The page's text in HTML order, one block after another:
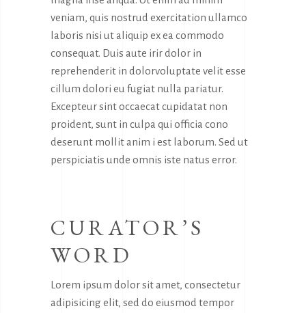
veniam, quis nostrud exercitation ullamco
laboris nisi ut aliquip ex ea commodo
consequat. Duis aute irir dolor in
reprehenderit in dolorvoluptate velit esse
cillum dolori eu fugiat nulla pariatur.
Excepteur sint occaecat cupidatat non
proident, sunt in culpa qui officia cono
deserunt mollit anim i est laborum. Sed ut
perspiciatis unde omnis iste natus error.
CURATOR’S
WORD
Lorem ipsum dolor sit amet, consectetur
adipisicing elit, sed do eiusmod tempor